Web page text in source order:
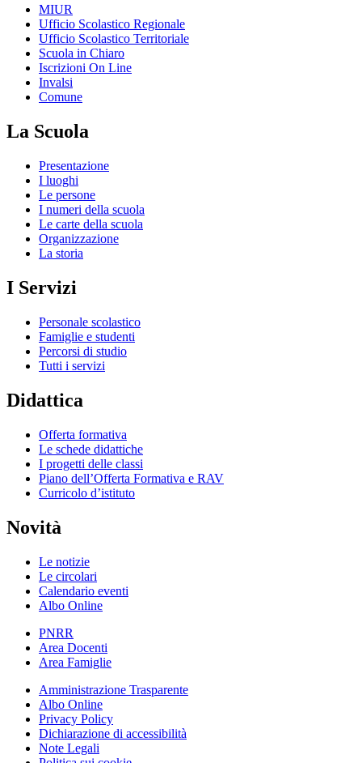
MIUR
Ufficio Scolastico Regionale
Ufficio Scolastico Territoriale
Scuola in Chiaro
Iscrizioni On Line
Invalsi
Comune
La Scuola
Presentazione
I luoghi
Le persone
I numeri della scuola
Le carte della scuola
Organizzazione
La storia
I Servizi
Personale scolastico
Famiglie e studenti
Percorsi di studio
Tutti i servizi
Didattica
Offerta formativa
Le schede didattiche
I progetti delle classi
Piano dell’Offerta Formativa e RAV
Curricolo d’istituto
Novità
Le notizie
Le circolari
Calendario eventi
Albo Online
PNRR
Area Docenti
Area Famiglie
Amministrazione Trasparente
Albo Online
Privacy Policy
Dichiarazione di accessibilità
Note Legali